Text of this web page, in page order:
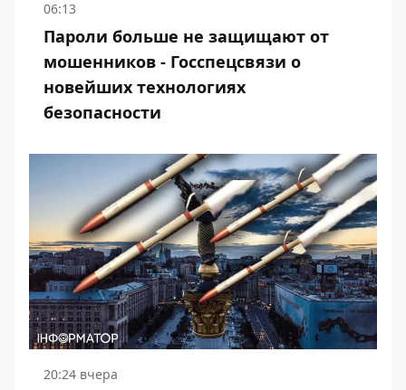
06:13
Пароли больше не защищают от
мошенников - Госспецсвязи о
новейших технологиях
безопасности
20:24 вчера